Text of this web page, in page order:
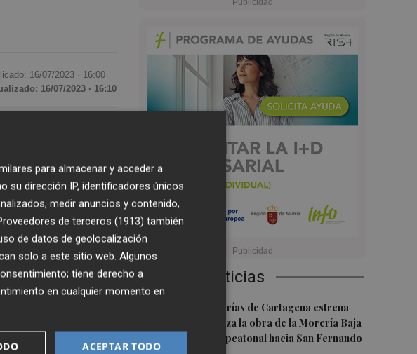
Últimas Noticias
La calle Cantarerías de Cartagena estrena
pavimento: avanza la obra de la Morería Baja
como nuevo eje peatonal hacia San Fernando
16/07/2023 · 16:00
16/07/2023 · 16:10
acciones que
sostenibles, según
divulgación
joven y la
de
Química de la
para almacenar y acceder a
su dirección IP, identificadores únicos
medir anuncios y contenido,
de terceros (1913) también
de datos de geolocalización
solo a este sitio web. Algunos
tiene derecho a
en cualquier momento en
ACEPTAR TODO